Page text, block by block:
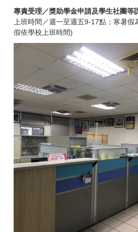
專責受理／獎助學金申請及學生社團等
上班時間／週一至週五9-17點；寒暑
假依學校上班時間)